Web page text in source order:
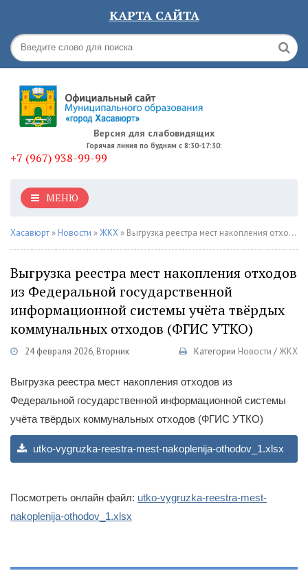
КАРТА САЙТА
Версия для слабовидящих
Горячая линия по будням с 8:30-17:30:
+7 (967) 938-99-99
МЕНЮ
Хасавюрт » Новости »ЖКХ » Выгрузка реестра мест накопления отходов из Федеральной государственной информационной системы учёта твёрдых коммунальных отходов (ФГИС УТКО)
Выгрузка реестра мест накопления отходов
из Федеральной государственной
информационной системы учёта твёрдых
коммунальных отходов (ФГИС УТКО)
24 февраля 2026, Вторник Категории Новости /ЖКХ
Выгрузка реестра мест накопления отходов из
Федеральной государственной информационной системы
учёта твёрдых коммунальных отходов (ФГИС УТКО)
utko-vygruzka-reestra-mest-nakoplenija-othodov_1.xlsx
Посмотреть онлайн файл: utko-vygruzka-reestra-mest-
nakoplenija-othodov_1.xlsx